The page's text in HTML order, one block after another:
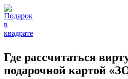
Где рассчитаться
подарочной картой